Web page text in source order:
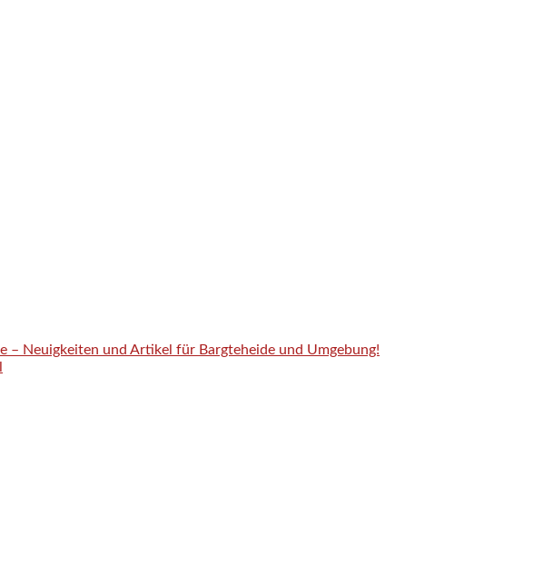
– Neuigkeiten und Artikel für Bargteheide und Umgebung!